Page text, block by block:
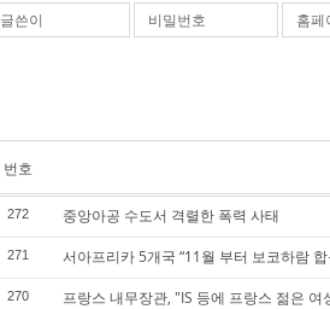
글쓴이 비밀번호 홈페
번호
272 중앙아공 수도서 격렬한 폭력 사태
271 서아프리카 5개국 “11월 부터 보코하람
270 프랑스 내무장관, "IS 등에 프랑스 젊은